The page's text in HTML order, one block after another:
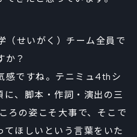
（せいがく）チーム全員で
か？
感ですね。テニミュ4thシ
、脚本・作詞・演出の三
ろの姿こそ大事で、そこで
ほしいという言葉をいた